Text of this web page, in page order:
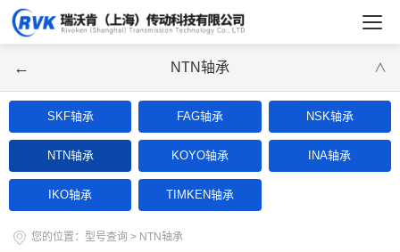
← NTN轴承 ∨
SKF轴承 FAG轴承 NSK轴承
NTN轴承 KOYO轴承 INA轴承
IKO轴承 TIMKEN轴承
您的位置： 型号查询 > NTN轴承